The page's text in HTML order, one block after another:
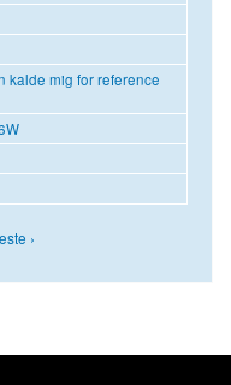
kalde mig for reference
›